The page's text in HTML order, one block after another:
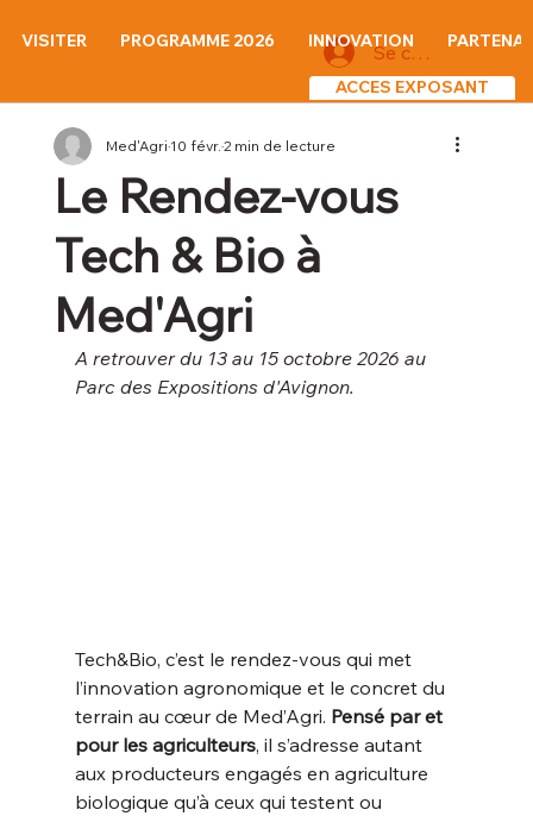
Se connecter
ACCES EXPOSANT
VISITER PROGRAMME 2026 INNOVATION
Le Rendez-vous
Tech & Bio à
Med'Agri
Med'Agri10 févr.2 min de lecture
A retrouver du 13 au 15 octobre 2026 au
Parc des Expositions d'Avignon.
Tech&Bio, c’est le rendez-vous qui met
l’innovation agronomique et le concret du
terrain au cœur de Med’Agri. Pensé par et
pour les agriculteurs, il s’adresse autant
aux producteurs engagés en agriculture
biologique qu’à ceux qui testent ou